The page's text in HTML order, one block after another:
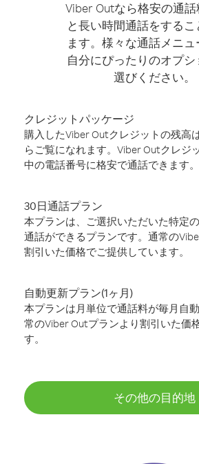
Viber Outなら格安の通話
と長い時間通話をするこ
ます。様々な通話メニュ
自分にぴったりのオプシ
選びください。
クレジットパッケージ
購入したViber Outクレジットの残高
らご覧になれます。Viber Outクレジ
中の電話番号に格安で通話できます。
30日通話プラン
本プランは、ご選択いただいた特定
通話ができるプランです。通常の
割引いた価格でご提供しています。
自動更新プラン(1ヶ月)
本プランは月単位で通話料が毎月自
常のViber Outプランより割引いた価
す。
その他の目的地